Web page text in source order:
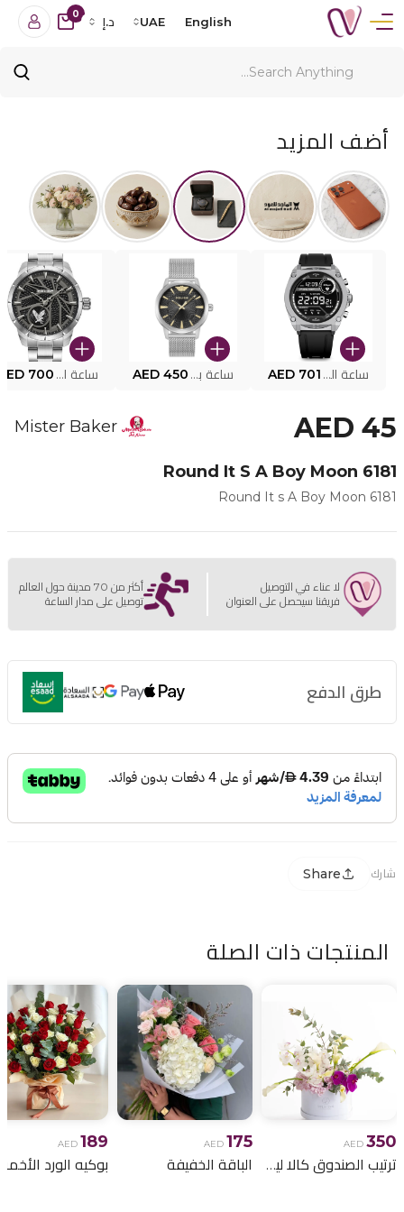
English
UAE د.إ
0
أضف المزيد
ساعة البوليس الذكية MY.AVATAR PEIUN0000101 AED 701 ساعة بوليس للرجال PEWJG0005002 AED 450 ساعة البوليس PEWJG2227302 700
AED 45
Mister Baker
Round It S A Boy Moon 6181
Round It s A Boy Moon 6181
لا عناء في التوصيل
فريقنا سيحصل على العنوان
أكثر من 70 مدينة حول العالم
توصيل على مدار الساعة
طرق الدفع
شارك Share
المنتجات ذات الصلة
AED 350
ترتيب الصندوق كالا ليلي
AED 175
الباقة الخفيفة
AED 189